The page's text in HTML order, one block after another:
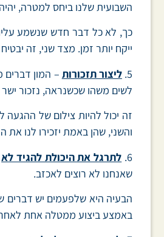
השבועית שלנו ביחס למטרה,
ייקח יותר זמן. מצד שני, זה
5. ליצור תזכורות – המון דברים
לשים משהו שכשנראה, נזכור
והשני, שהן באמת יזכירו לנו
6. לתרגל את היכולת להגיד לא
שאנחנו לא רוצים לאכזב.
הבעיה היא שלפעמים יש דברים
באמצע ביצוע ממטלה אחת